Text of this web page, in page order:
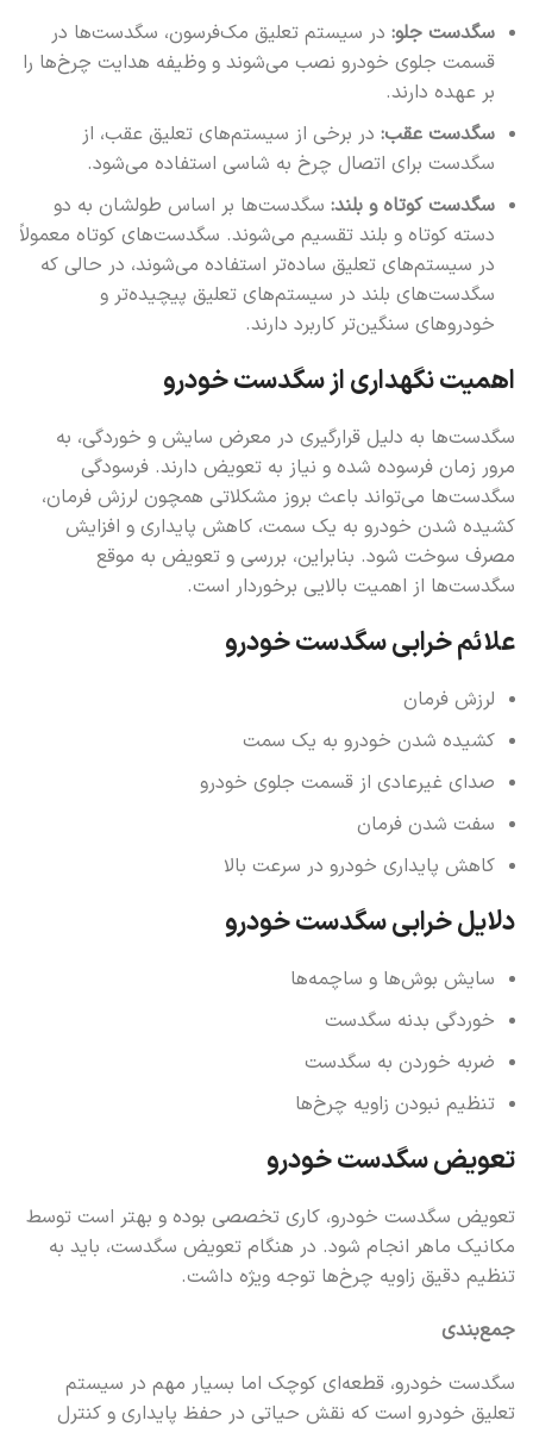
سگدست جلو: در سیستم تعلیق مک‌فرسون، سگدست‌ها در
قسمت جلوی خودرو نصب می‌شوند و وظیفه هدایت چرخ‌ها را
بر عهده دارند.
سگدست عقب: در برخی از سیستم‌های تعلیق عقب، از
سگدست برای اتصال چرخ به شاسی استفاده می‌شود.
سگدست کوتاه و بلند: سگدست‌ها بر اساس طولشان به دو
دسته کوتاه و بلند تقسیم می‌شوند. سگدست‌های کوتاه معمولاً
در سیستم‌های تعلیق ساده‌تر استفاده می‌شوند، در حالی که
سگدست‌های بلند در سیستم‌های تعلیق پیچیده‌تر و
خودروهای سنگین‌تر کاربرد دارند.
اهمیت نگهداری از سگدست خودرو
سگدست‌ها به دلیل قرارگیری در معرض سایش و خوردگی، به
مرور زمان فرسوده شده و نیاز به تعویض دارند. فرسودگی
سگدست‌ها می‌تواند باعث بروز مشکلاتی همچون لرزش فرمان،
کشیده شدن خودرو به یک سمت، کاهش پایداری و افزایش
مصرف سوخت شود. بنابراین، بررسی و تعویض به موقع
سگدست‌ها از اهمیت بالایی برخوردار است.
علائم خرابی سگدست خودرو
لرزش فرمان
کشیده شدن خودرو به یک سمت
صدای غیرعادی از قسمت جلوی خودرو
سفت شدن فرمان
کاهش پایداری خودرو در سرعت بالا
دلایل خرابی سگدست خودرو
سایش بوش‌ها و ساچمه‌ها
خوردگی بدنه سگدست
ضربه خوردن به سگدست
تنظیم نبودن زاویه چرخ‌ها
تعویض سگدست خودرو
تعویض سگدست خودرو، کاری تخصصی بوده و بهتر است توسط
مکانیک ماهر انجام شود. در هنگام تعویض سگدست، باید به
تنظیم دقیق زاویه چرخ‌ها توجه ویژه داشت.
جمع‌بندی
سگدست خودرو، قطعه‌ای کوچک اما بسیار مهم در سیستم
تعلیق خودرو است که نقش حیاتی در حفظ پایداری و کنترل